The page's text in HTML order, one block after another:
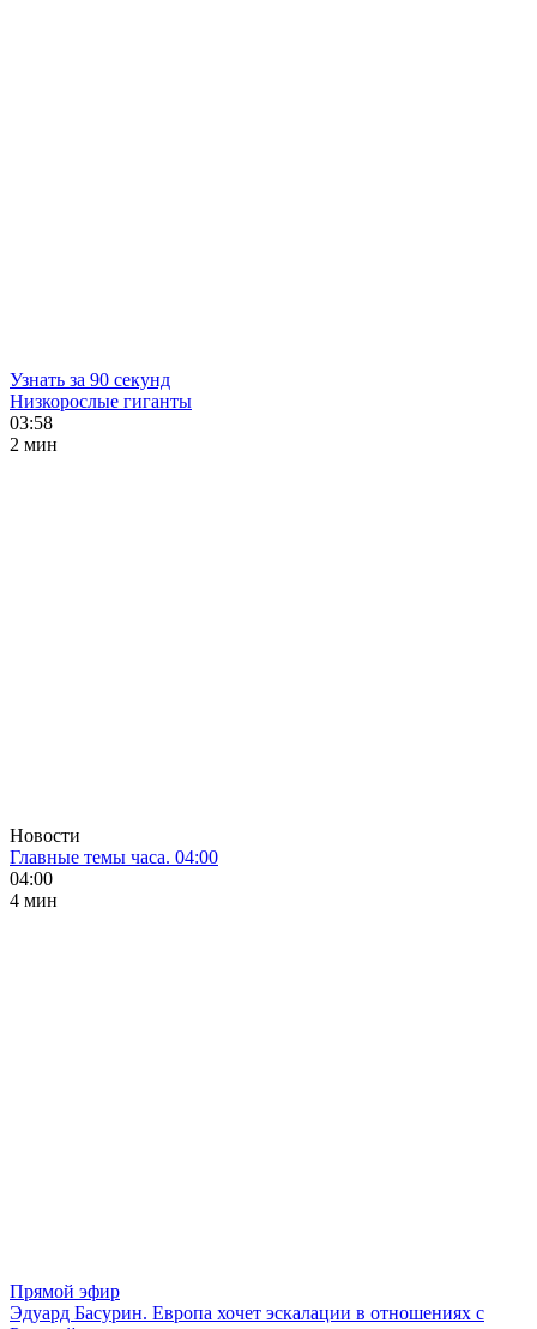
Узнать за 90 секунд
Низкорослые гиганты
03:58
2 мин
Новости
Главные темы часа. 04:00
04:00
4 мин
Прямой эфир
Эдуард Басурин. Европа хочет эскалации в отношениях с